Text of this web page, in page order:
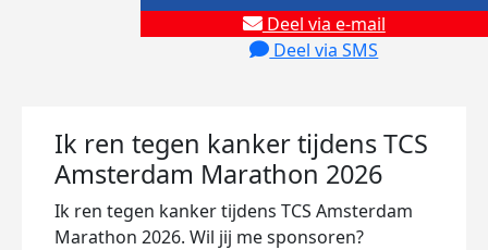
Deel via e-mail
Deel via SMS
Ik ren tegen kanker tijdens TCS
Amsterdam Marathon 2026
Ik ren tegen kanker tijdens TCS Amsterdam
Marathon 2026. Wil jij me sponsoren?